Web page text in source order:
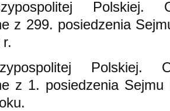
Polskiej.
z 299. posiedzenia
Polskiej.
z 1. posiedzenia